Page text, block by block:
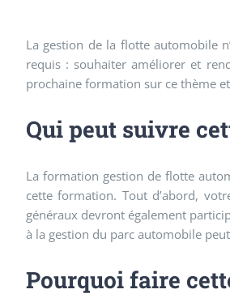
La gestion de la flotte automobile
requis : souhaiter améliorer et
prochaine formation sur ce thème
Qui peut suivre
La formation gestion de flotte
cette formation. Tout d’abord,
généraux devront également
à la gestion du parc automobile
Pourquoi faire